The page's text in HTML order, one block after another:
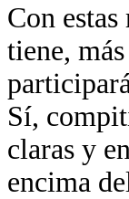
Con
tiene,
Sí,
claras y
encima